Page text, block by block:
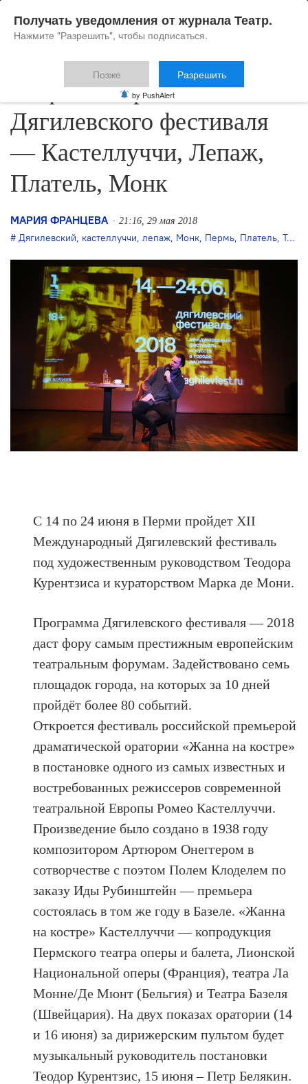
В афише пермского
Дягилевского фестиваля
— Кастеллуччи, Лепаж,
Платель, Монк
МАРИЯ ФРАНЦЕВА 21:16, 29 мая 2018
Дягилевский, кастеллуччи, лепаж, Монк, Пермь, Платель, Теодор Курентзис
С 14 по 24 июня в Перми пройдет XII
Международный Дягилевский фестиваль
под художественным руководством Теодора
Курентзиса и кураторством Марка де Мони.
Программа Дягилевского фестиваля — 2018
даст фору самым престижным европейским
театральным форумам. Задействовано семь
площадок города, на которых за 10 дней
пройдёт более 80 событий.
Откроется фестиваль российской премьерой
драматической оратории «Жанна на костре»
в постановке одного из самых известных и
востребованных режиссеров современной
театральной Европы Ромео Кастеллуччи.
Произведение было создано в 1938 году
композитором Артюром Онеггером в
сотворчестве с поэтом Полем Клоделем по
заказу Иды Рубинштейн — премьера
состоялась в том же году в Базеле. «Жанна
на костре» Кастеллуччи — копродукция
Пермского театра оперы и балета, Лионской
Национальной оперы (Франция), театра Ла
Монне/Де Мюнт (Бельгия) и Театра Базеля
(Швейцария). На двух показах оратории (14
и 16 июня) за дирижерским пультом будет
музыкальный руководитель постановки
Теодор Курентзис, 15 июня – Петр Белякин.
Получать уведомления от журнала Театр.
Нажмите "Разрешить", чтобы подписаться.
Позже Разрешить
by PushAlert